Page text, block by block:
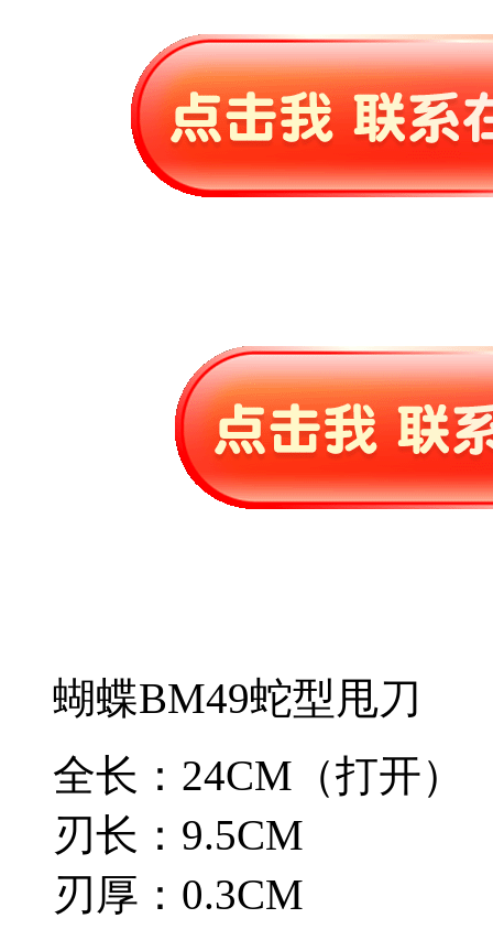
蝴蝶BM49蛇型甩刀
全长：24CM（打开）
刃长：9.5CM
刃厚：0.3CM